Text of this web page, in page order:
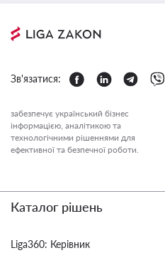
Зв'язатися:
забезпечує український бізнес
інформацією, аналітикою та
технологічними рішеннями для
ефективної та безпечної роботи.
Каталог рішень
Liga360: Керівник